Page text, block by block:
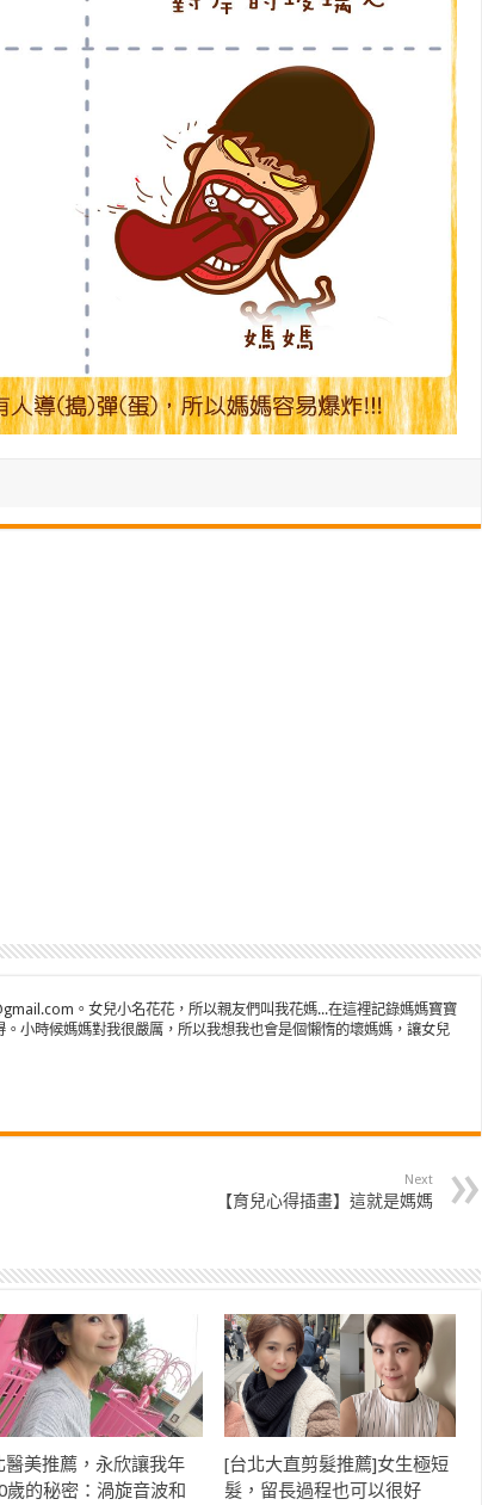
。女兒小名花花，所以親友們叫我花媽...在這裡記錄媽媽寶寶
。小時候媽媽對我很嚴厲，所以我想我也會是個懶惰的壞媽媽，讓女兒
Next
【育兒心得插畫】這就是媽媽
醫美推薦，永欣讓我年
歲的秘密：渦旋音波和
[台北大直剪髮推薦]女生極短
髮，留長過程也可以很好